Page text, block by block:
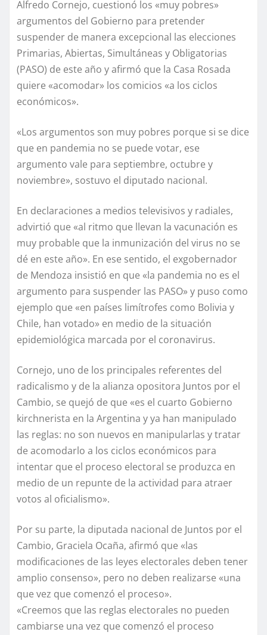
Alfredo Cornejo, cuestionó los «muy pobres»
argumentos del Gobierno para pretender
suspender de manera excepcional las elecciones
Primarias, Abiertas, Simultáneas y Obligatorias
(PASO) de este año y afirmó que la Casa Rosada
quiere «acomodar» los comicios «a los ciclos
económicos».
«Los argumentos son muy pobres porque si se dice
que en pandemia no se puede votar, ese
argumento vale para septiembre, octubre y
noviembre», sostuvo el diputado nacional.
En declaraciones a medios televisivos y radiales,
advirtió que «al ritmo que llevan la vacunación es
muy probable que la inmunización del virus no se
dé en este año». En ese sentido, el exgobernador
de Mendoza insistió en que «la pandemia no es el
argumento para suspender las PASO» y puso como
ejemplo que «en países limítrofes como Bolivia y
Chile, han votado» en medio de la situación
epidemiológica marcada por el coronavirus.
Cornejo, uno de los principales referentes del
radicalismo y de la alianza opositora Juntos por el
Cambio, se quejó de que «es el cuarto Gobierno
kirchnerista en la Argentina y ya han manipulado
las reglas: no son nuevos en manipularlas y tratar
de acomodarlo a los ciclos económicos para
intentar que el proceso electoral se produzca en
medio de un repunte de la actividad para atraer
votos al oficialismo».
Por su parte, la diputada nacional de Juntos por el
Cambio, Graciela Ocaña, afirmó que «las
modificaciones de las leyes electorales deben tener
amplio consenso», pero no deben realizarse «una
que vez que comenzó el proceso».
«Creemos que las reglas electorales no pueden
cambiarse una vez que comenzó el proceso